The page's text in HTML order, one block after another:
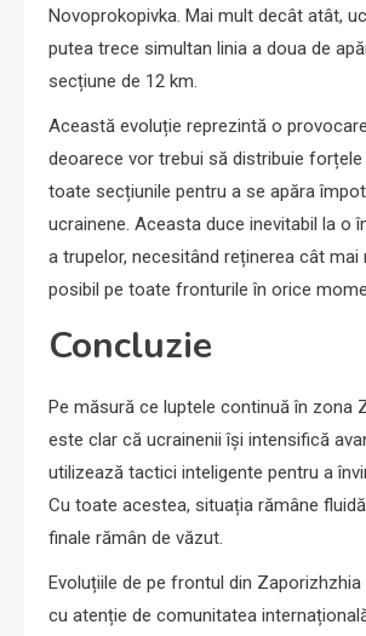
Novoprokopivka. Mai mult decât atât,
putea trece simultan linia a doua de
secțiune de 12 km.
Această evoluție reprezintă o
deoarece vor trebui să distribuie forțele
toate secțiunile pentru a se apăra
ucrainene. Aceasta duce inevitabil la o
a trupelor, necesitând reținerea cât
posibil pe toate fronturile în orice
Concluzie
Pe măsură ce luptele continuă în zona
este clar că ucrainenii își intensifică
utilizează tactici inteligente pentru a
Cu toate acestea, situația rămâne
finale rămân de văzut.
Evoluțiile de pe frontul din
cu atenție de comunitatea